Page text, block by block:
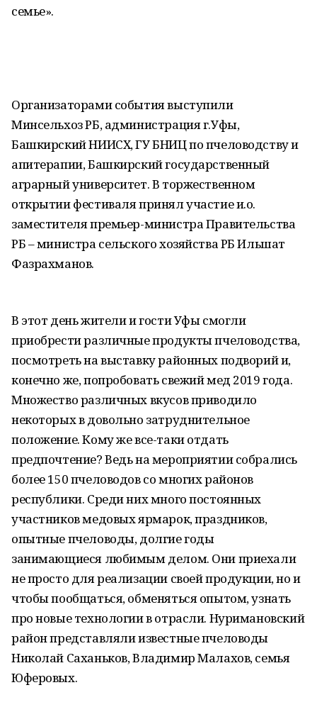
семье».
Организаторами события выступили
Минсельхоз РБ, администрация г.Уфы,
Башкирский НИИСХ, ГУ БНИЦ по пчеловодству и
апитерапии, Башкирский государственный
аграрный университет. В торжественном
открытии фестиваля принял участие и.о.
заместителя премьер-министра Правительства
РБ – министра сельского хозяйства РБ Ильшат
Фазрахманов.
В этот день жители и гости Уфы смогли
приобрести различные продукты пчеловодства,
посмотреть на выставку районных подворий и,
конечно же, попробовать свежий мед 2019 года.
Множество различных вкусов приводило
некоторых в довольно затруднительное
положение. Кому же все-таки отдать
предпочтение? Ведь на мероприятии собрались
более 150 пчеловодов со многих районов
республики. Среди них много постоянных
участников медовых ярмарок, праздников,
опытные пчеловоды, долгие годы
занимающиеся любимым делом. Они приехали
не просто для реализации своей продукции, но и
чтобы пообщаться, обменяться опытом, узнать
про новые технологии в отрасли. Нуримановский
район представляли известные пчеловоды
Николай Саханьков, Владимир Малахов, семья
Юферовых.